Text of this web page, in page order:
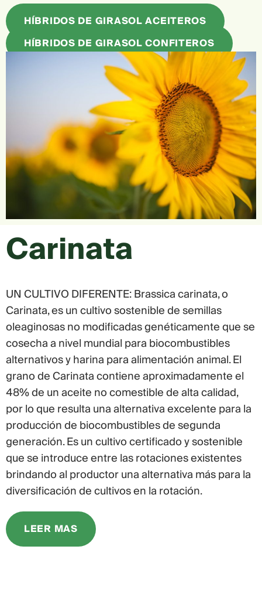
HÍBRIDOS DE GIRASOL ACEITEROS
HÍBRIDOS DE GIRASOL CONFITEROS
Carinata
UN CULTIVO DIFERENTE: Brassica carinata, o
Carinata, es un cultivo sostenible de semillas
oleaginosas no modificadas genéticamente que se
cosecha a nivel mundial para biocombustibles
alternativos y harina para alimentación animal. El
grano de Carinata contiene aproximadamente el
48% de un aceite no comestible de alta calidad,
por lo que resulta una alternativa excelente para la
producción de biocombustibles de segunda
generación. Es un cultivo certificado y sostenible
que se introduce entre las rotaciones existentes
brindando al productor una alternativa más para la
diversificación de cultivos en la rotación.
LEER MAS